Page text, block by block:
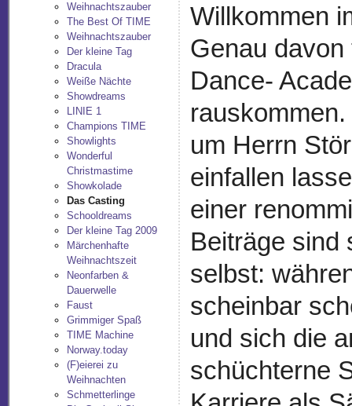
Weihnachtszauber
The Best Of TIME
Weihnachtszauber
Der kleine Tag
Dracula
Weiße Nächte
Showdreams
LINIE 1
Champions TIME
Showlights
Wonderful
Christmastime
Showkolade
Das Casting
Schooldreams
Der kleine Tag 2009
Märchenhafte
Weihnachtszeit
Neonfarben &
Dauerwelle
Faust
Grimmiger Spaß
TIME Machine
Norway.today
(F)eierei zu
Weihnachten
Schmetterlinge
Willkommen
Genau
Dance-
um Herrn
einfallen
einer
Beiträge sind
selbst:
scheinbar
und sich die
schüchterne